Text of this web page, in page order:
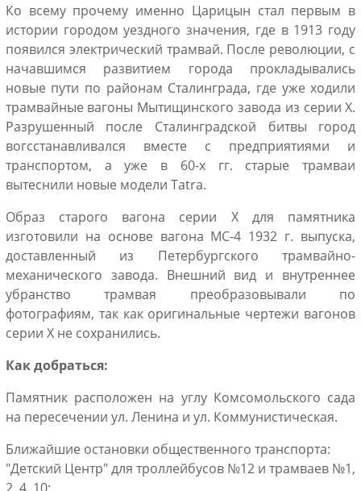
Ко всему прочему именно Царицын стал первым в
истории городом уездного значения, где в 1913 году
появился электрический трамвай. После революции, с
начавшимся развитием города прокладывались
новые пути по районам Сталинграда, где уже ходили
трамвайные вагоны Мытищинского завода из серии Х.
Разрушенный после Сталинградской битвы город
вогсстанавливался вместе с предприятиями и
транспортом, а уже в 60-х гг. старые трамваи
вытеснили новые модели Tatra.
Образ старого вагона серии Х для памятника
изготовили на основе вагона МС-4 1932 г. выпуска,
доставленный из Петербургского трамвайно-
механического завода. Внешний вид и внутреннее
убранство трамвая преобразовывали по
фотографиям, так как оригинальные чертежи вагонов
серии Х не сохранились.
Как добраться:
Памятник расположен на углу Комсомольского сада
на пересечении ул. Ленина и ул. Коммунистическая.
Ближайшие остановки общественного транспорта:
"Детский Центр" для троллейбусов №12 и трамваев №1,
2, 4, 10;